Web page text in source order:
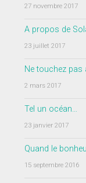
27 novembre 2017
A propos de
23 juillet 2017
Ne touchez pas
2 mars 2017
Tel un océan…
23 janvier 2017
Quand le
15 septembre 2016